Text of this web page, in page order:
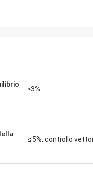
sorprendente. Da quando
controllo è più robusta.
dalla logistica e dalle
≤3%
≤ 5%, controllo